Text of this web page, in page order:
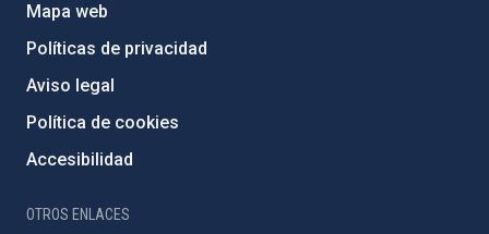
Mapa web
Políticas de privacidad
Aviso legal
Política de cookies
Accesibilidad
OTROS ENLACES